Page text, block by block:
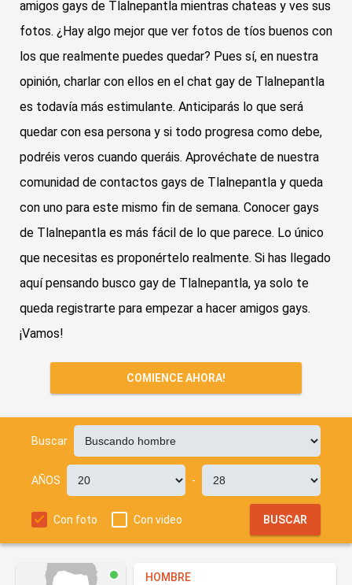
amigos gays de Tlalnepantla mientras chateas y ves sus
fotos. ¿Hay algo mejor que ver fotos de tíos buenos con
los que realmente puedes quedar? Pues sí, en nuestra
opinión, charlar con ellos en el chat gay de Tlalnepantla
es todavía más estimulante. Anticiparás lo que será
quedar con esa persona y si todo progresa como debe,
podréis veros cuando queráis. Aprovéchate de nuestra
comunidad de contactos gays de Tlalnepantla y queda
con uno para este mismo fin de semana. Conocer gays
de Tlalnepantla es más fácil de lo que parece. Lo único
que necesitas es proponértelo realmente. Si has llegado
aquí pensando busco gay de Tlalnepantla, ya solo te
queda registrarte para empezar a hacer amigos gays.
¡Vamos!
COMIENCE AHORA!
Buscar
AÑOS -
Con foto Con video BUSCAR
HOMBRE